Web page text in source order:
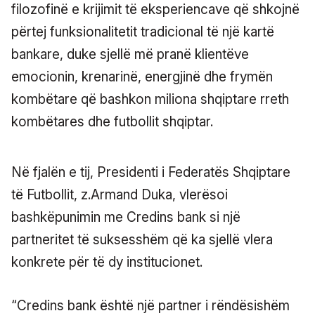
filozofinë e krijimit të eksperiencave që shkojnë
përtej funksionalitetit tradicional të një kartë
bankare, duke sjellë më pranë klientëve
emocionin, krenarinë, energjinë dhe frymën
kombëtare që bashkon miliona shqiptare rreth
kombëtares dhe futbollit shqiptar.
Në fjalën e tij, Presidenti i Federatës Shqiptare
të Futbollit, z.Armand Duka, vlerësoi
bashkëpunimin me Credins bank si një
partneritet të suksesshëm që ka sjellë vlera
konkrete për të dy institucionet.
“Credins bank është një partner i rëndësishëm